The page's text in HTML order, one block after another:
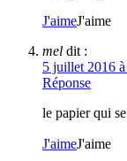
J'aimeJ'aime
mel dit :
5 juillet 2016
Réponse
le papier qui
J'aimeJ'aime